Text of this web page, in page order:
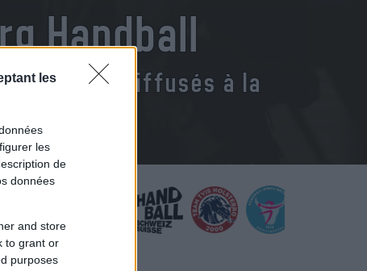
les
les
de
données
and store
to grant or
purposes
Handball
handball diffusés à la